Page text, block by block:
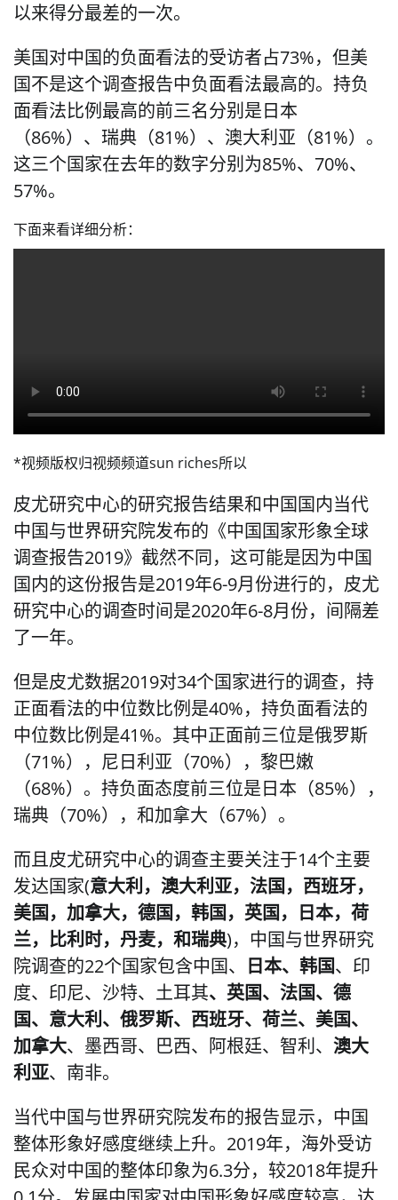
以来得分最差的一次。
美国对中国的负面看法的受访者占73%，但美
国不是这个调查报告中负面看法最高的。持负
面看法比例最高的前三名分别是日本
（86%）、瑞典（81%）、澳大利亚（81%）。
这三个国家在去年的数字分别为85%、70%、
57%。
下面来看详细分析：
*视频版权归视频频道sun riches所以
皮尤研究中心的研究报告结果和中国国内当代
中国与世界研究院发布的《中国国家形象全球
调查报告2019》截然不同，这可能是因为中国
国内的这份报告是2019年6-9月份进行的，皮尤
研究中心的调查时间是2020年6-8月份，间隔差
了一年。
但是皮尤数据2019对34个国家进行的调查，持
正面看法的中位数比例是40%，持负面看法的
中位数比例是41%。其中正面前三位是俄罗斯
（71%），尼日利亚（70%），黎巴嫩
（68%）。持负面态度前三位是日本（85%），
瑞典（70%），和加拿大（67%）。
而且皮尤研究中心的调查主要关注于14个主要
发达国家(意大利，澳大利亚，法国，西班牙，
美国，加拿大，德国，韩国，英国，日本，荷
兰，比利时，丹麦，和瑞典)，中国与世界研究
院调查的22个国家包含中国、
日本、韩国、印
度、印尼、沙特、土耳其、英国、法国、德
国、意大利、俄罗斯、西班牙、荷兰、美国、
加拿大、墨西哥、巴西、阿根廷、智利、 澳大
利亚、南非。
当代中国与世界研究院发布的报告显示，中国
整体形象好感度继续上升。2019年，海外受访
民众对中国的整体印象为6.3分，较2018年提升